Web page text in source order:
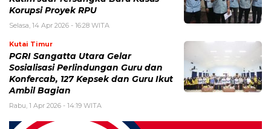
Korupsi Proyek RPU
Selasa, 14 Apr 2026 - 16:28 WITA
Kutai Timur
PGRI Sangatta Utara Gelar
Sosialisasi Perlindungan Guru dan
Konfercab, 127 Kepsek dan Guru Ikut
Ambil Bagian
Rabu, 1 Apr 2026 - 14:19 WITA